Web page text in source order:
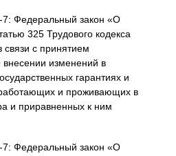
Федеральный закон «О
325 Трудового кодекса
с принятием
изменений в
гарантиях и
и проживающих в
и приравненных к ним
Федеральный закон «О